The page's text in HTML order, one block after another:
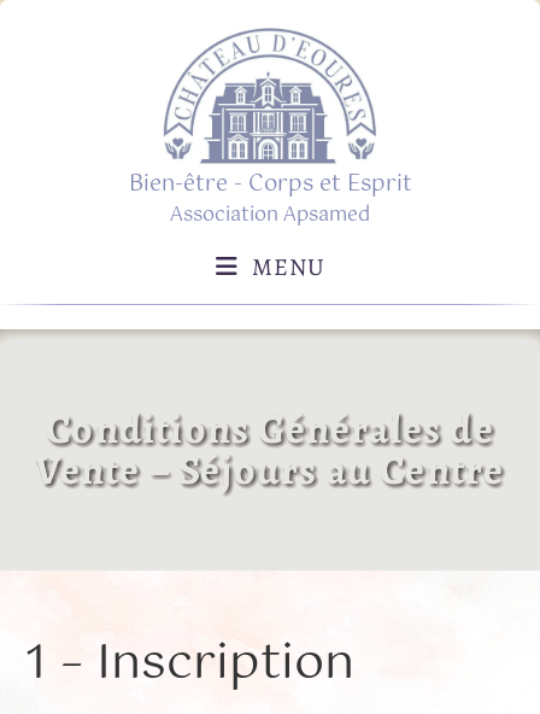
Skip
Bien-être - Corps et Esprit
Association Apsamed
MENU
Conditions Générales de
Vente – Séjours au Centre
1 – Inscription